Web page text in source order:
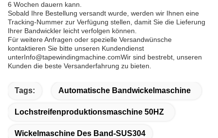
6 Wochen dauern kann.
Sobald Ihre Bestellung versandt wurde, werden wir Ihnen eine
Tracking-Nummer zur Verfügung stellen, damit Sie die Lieferung
Ihrer Bandwickler leicht verfolgen können.
Für weitere Anfragen oder spezielle Versandwünsche
kontaktieren Sie bitte unseren Kundendienst
unterInfo@tapewindingmachine.comWir sind bestrebt, unseren
Kunden die beste Versanderfahrung zu bieten.
Tags: Automatische Bandwickelmaschine
Lochstreifenproduktionsmaschine 50HZ
Wickelmaschine Des Band-SUS304